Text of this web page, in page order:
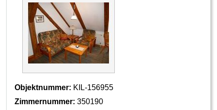
Objektnummer: KIL-156955
Zimmernummer: 350190